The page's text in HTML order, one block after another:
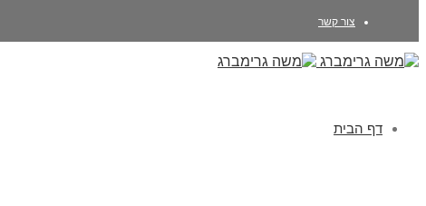
צור קשר
דף הבית